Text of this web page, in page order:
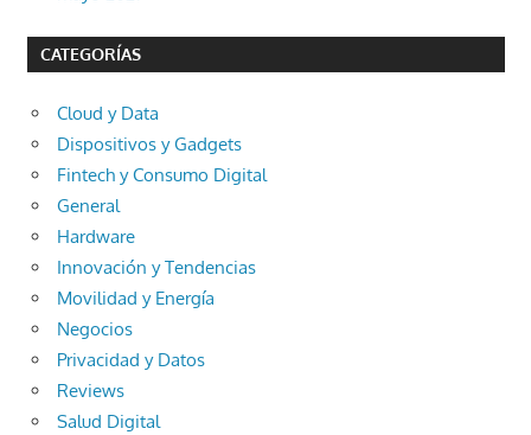
CATEGORÍAS
Cloud y Data
Dispositivos y Gadgets
Fintech y Consumo Digital
General
Hardware
Innovación y Tendencias
Movilidad y Energía
Negocios
Privacidad y Datos
Reviews
Salud Digital